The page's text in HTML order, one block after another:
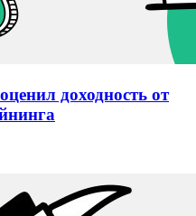
доходность от